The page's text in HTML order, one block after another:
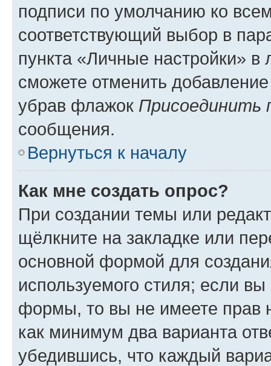
подписи по умолчанию ко
соответствующий выбор в
пункта «Личные настройки»
сможете отменить
убрав флажок Присоединить
сообщения.
Вернуться к началу
Как мне создать опрос?
При создании темы или
щёлкните на закладке или
основной формой для
используемого стиля; если
формы, то вы не имеете прав
как минимум два варианта
убедившись, что каждый